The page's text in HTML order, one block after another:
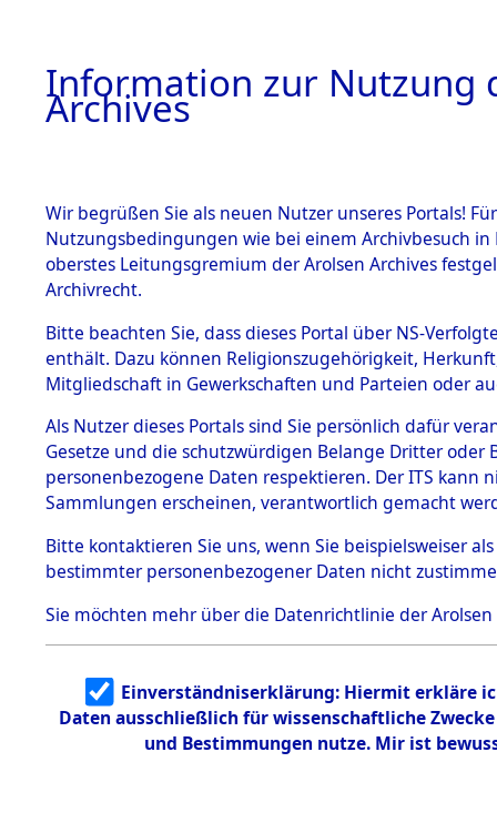
BESTÄNDE
1.
mente
5. Verschiedenes
5.3
Todesmärsche
5.3.1 Alliierte
Erhebungen
zu
Todesmärsch
en
5.3.2
Identifizierun
g
5.3.3
Todesmärsch
Dead -
Branch -
Information zur Nutzung
Archives
Wir begrüßen Sie als neuen Nutzer unseres Portals!
Nutzungsbedingungen wie bei einem Archivbesuch
oberstes Leitungsgremium der Arolsen Archives
Archivrecht.
Bitte beachten Sie, dass dieses Portal über NS-
enthält. Dazu können Religionszugehörigkeit,
Mitgliedschaft in Gewerkschaften und Parteien oder
Als Nutzer dieses Portals sind Sie persönlich dafür
Gesetze und die schutzwürdigen Belange Dritter
personenbezogene Daten respektieren. Der ITS
Sammlungen erscheinen, verantwortlich gemacht
Bitte kontaktieren Sie uns, wenn Sie beispielsweiser
bestimmter personenbezogener Daten nicht
Sie möchten mehr über die Datenrichtlinie der Arolsen
Einverständniserklärung: Hiermit erkläre
Daten ausschließlich für wissenschaftliche
und Bestimmungen nutze. Mir ist